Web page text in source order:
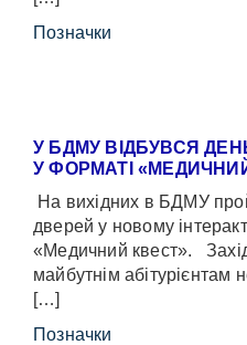
Позначки
У БДМУ ВІДБУВСЯ
У ФОРМАТІ
На вихідних в БДМУ
дверей у новому
«Медичний квест».
майбутнім
[…]
Позначки